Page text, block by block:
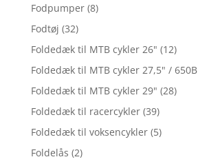
Fodpumper (8)
Fodtøj (32)
Foldedæk til MTB cykler 26" (12)
Foldedæk til MTB cykler 27,5" / 650B
Foldedæk til MTB cykler 29" (28)
Foldedæk til racercykler (39)
Foldedæk til voksencykler (5)
Foldelås (2)